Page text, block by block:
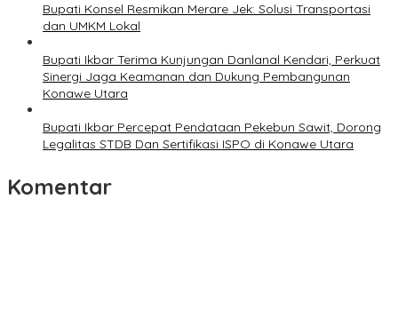
Bupati Konsel Resmikan Merare Jek: Solusi Transportasi
dan UMKM Lokal
Bupati Ikbar Terima Kunjungan Danlanal Kendari, Perkuat
Sinergi Jaga Keamanan dan Dukung Pembangunan
Konawe Utara
Bupati Ikbar Percepat Pendataan Pekebun Sawit, Dorong
Legalitas STDB Dan Sertifikasi ISPO di Konawe Utara
Komentar